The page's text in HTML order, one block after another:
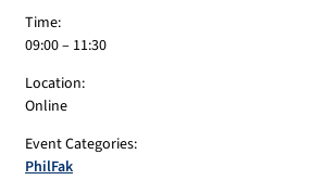
Time:
09:00 – 11:30
Location:
Online
Event Categories:
PhilFak